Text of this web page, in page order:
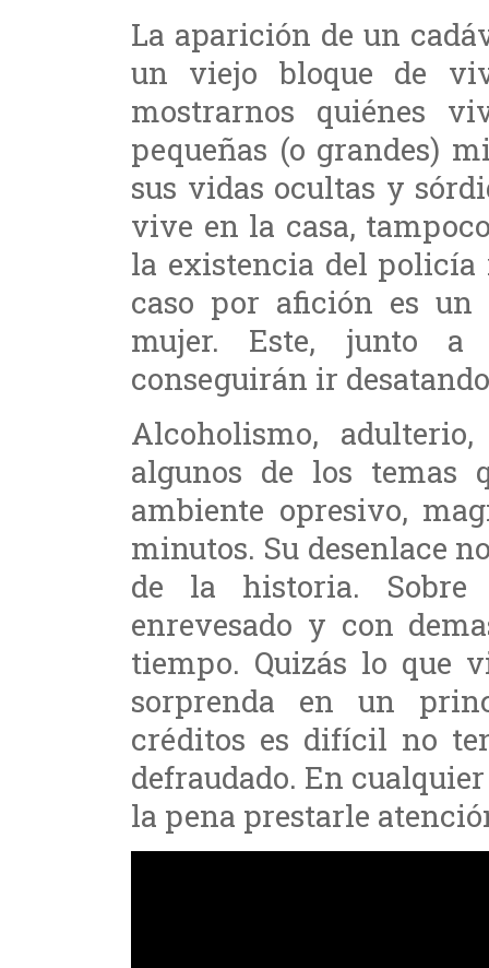
La aparición de un
un viejo bloque de
mostrarnos quiénes
pequeñas (o grandes)
sus vidas ocultas y
vive en la casa,
la existencia del policía
caso por afición es un
mujer. Este, junto a
conseguirán ir
Alcoholismo,
algunos de los temas
ambiente opresivo,
minutos. Su desenlace
de la historia. Sobre
enrevesado y con
tiempo. Quizás lo que
sorprenda en un
créditos es difícil no
defraudado. En
la pena prestarle